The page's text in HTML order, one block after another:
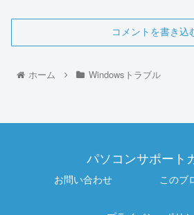
コメントを書き込
ホーム Windowsトラブル
パソコンサポート
お問い合わせ
このブ